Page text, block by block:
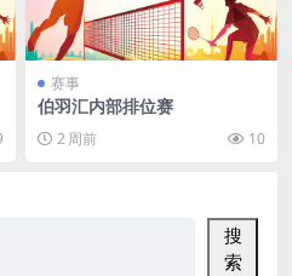
赛事
伯羽汇内部排位赛
2 周前 10
搜
索